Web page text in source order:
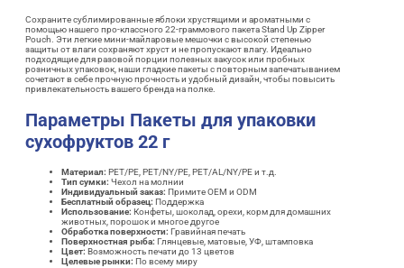
Сохраните сублимированные яблоки хрустящими и ароматными с
помощью нашего про-классного 22-граммового пакета Stand Up Zipper
Pouch. Эти легкие мини-майларовые мешочки с высокой степенью
защиты от влаги сохраняют хруст и не пропускают влагу. Идеально
подходящие для разовой порции полезных закусок или пробных
розничных упаковок, наши гладкие пакеты с повторным запечатыванием
сочетают в себе прочную прочность и удобный дизайн, чтобы повысить
привлекательность вашего бренда на полке.
Параметры Пакеты для упаковки
сухофруктов 22 г
Материал: PET/PE, PET/NY/PE, PET/AL/NY/PE и т.д.
Тип сумки: Чехол на молнии
Индивидуальный заказ: Примите OEM и ODM
Бесплатный образец: Поддержка
Использование: Конфеты, шоколад, орехи, корм для домашних
животных, порошок и многое другое
Обработка поверхности: Гравийная печать
Поверхностная рыба: Глянцевые, матовые, УФ, штамповка
Цвет: Возможность печати до 13 цветов
Целевые рынки: По всему миру